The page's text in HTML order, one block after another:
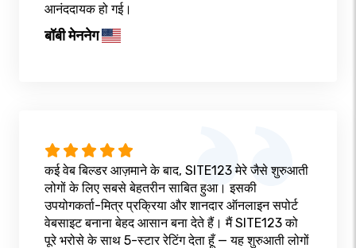
आनंददायक हो गई।
बॉबी मेननेग
कई वेब बिल्डर आज़माने के बाद, SITE123 मेरे जैसे शुरुआती
लोगों के लिए सबसे बेहतरीन साबित हुआ। इसकी
उपयोगकर्ता-मित्र प्रक्रिया और शानदार ऑनलाइन सपोर्ट
वेबसाइट बनाना बेहद आसान बना देते हैं। मैं SITE123 को
पूरे भरोसे के साथ 5-स्टार रेटिंग देता हूँ — यह शुरुआती लोगों